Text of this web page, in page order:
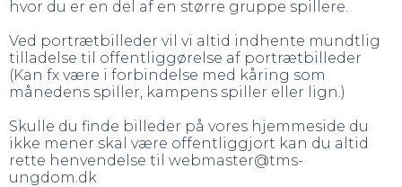
hvor du er en del af en større gruppe spillere.
Ved portrætbilleder vil vi altid indhente mundtlig
tilladelse til offentliggørelse af portrætbilleder
(Kan fx være i forbindelse med kåring som
månedens spiller, kampens spiller eller lign.)
Skulle du finde billeder på vores hjemmeside du
ikke mener skal være offentliggjort kan du altid
rette henvendelse til webmaster@tms-
ungdom.dk